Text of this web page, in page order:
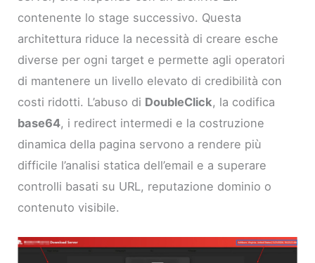
contenente lo stage successivo. Questa
architettura riduce la necessità di creare esche
diverse per ogni target e permette agli operatori
di mantenere un livello elevato di credibilità con
costi ridotti. L’abuso di DoubleClick, la codifica
base64, i redirect intermedi e la costruzione
dinamica della pagina servono a rendere più
difficile l’analisi statica dell’email e a superare
controlli basati su URL, reputazione dominio o
contenuto visibile.